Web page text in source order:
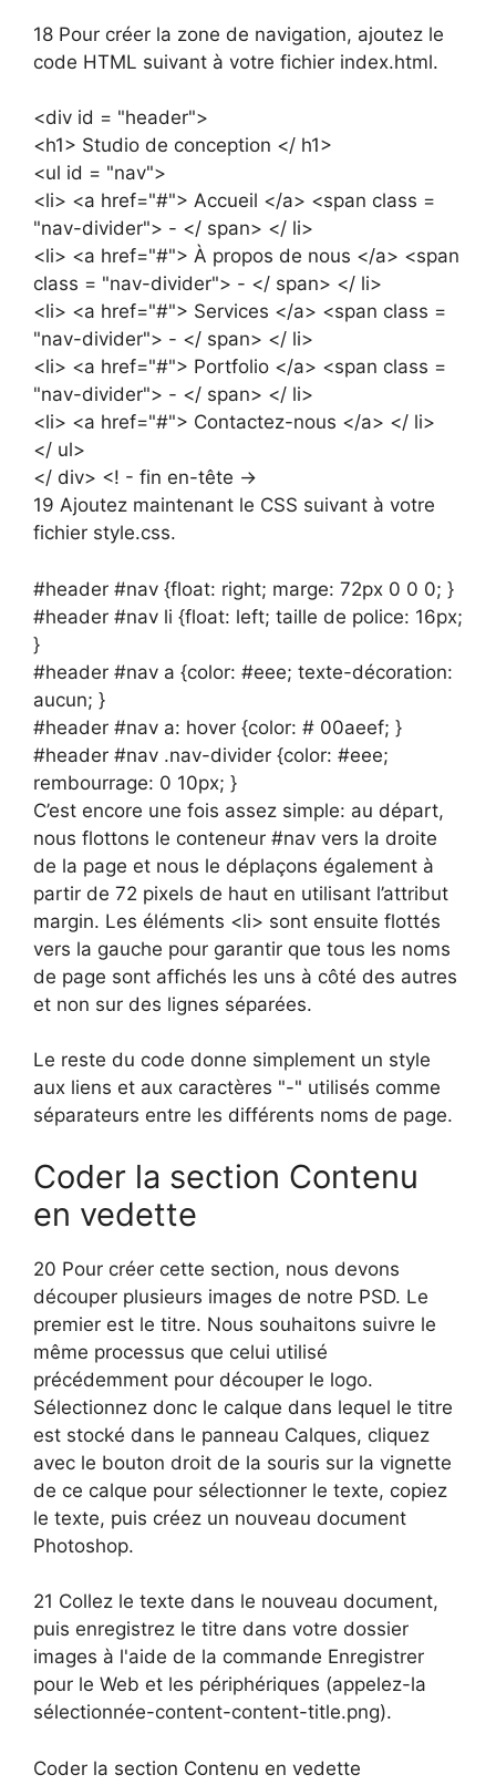
18 Pour créer la zone de navigation, ajoutez le
code HTML suivant à votre fichier index.html.
<div id = "header">
<h1> Studio de conception </ h1>
<ul id = "nav">
<li> <a href="#"> Accueil </a> <span class =
"nav-divider"> - </ span> </ li>
<li> <a href="#"> À propos de nous </a> <span
class = "nav-divider"> - </ span> </ li>
<li> <a href="#"> Services </a> <span class =
"nav-divider"> - </ span> </ li>
<li> <a href="#"> Portfolio </a> <span class =
"nav-divider"> - </ span> </ li>
<li> <a href="#"> Contactez-nous </a> </ li>
</ ul>
</ div> <! - fin en-tête ->
19 Ajoutez maintenant le CSS suivant à votre
fichier style.css.
#header #nav {float: right; marge: 72px 0 0 0; }
#header #nav li {float: left; taille de police: 16px;
}
#header #nav a {color: #eee; texte-décoration:
aucun; }
#header #nav a: hover {color: # 00aeef; }
#header #nav .nav-divider {color: #eee;
rembourrage: 0 10px; }
C’est encore une fois assez simple: au départ,
nous flottons le conteneur #nav vers la droite
de la page et nous le déplaçons également à
partir de 72 pixels de haut en utilisant l’attribut
margin. Les éléments <li> sont ensuite flottés
vers la gauche pour garantir que tous les noms
de page sont affichés les uns à côté des autres
et non sur des lignes séparées.
Le reste du code donne simplement un style
aux liens et aux caractères "-" utilisés comme
séparateurs entre les différents noms de page.
Coder la section Contenu
en vedette
20 Pour créer cette section, nous devons
découper plusieurs images de notre PSD. Le
premier est le titre. Nous souhaitons suivre le
même processus que celui utilisé
précédemment pour découper le logo.
Sélectionnez donc le calque dans lequel le titre
est stocké dans le panneau Calques, cliquez
avec le bouton droit de la souris sur la vignette
de ce calque pour sélectionner le texte, copiez
le texte, puis créez un nouveau document
Photoshop.
21 Collez le texte dans le nouveau document,
puis enregistrez le titre dans votre dossier
images à l'aide de la commande Enregistrer
pour le Web et les périphériques (appelez-la
sélectionnée-content-content-title.png).
Coder la section Contenu en vedette